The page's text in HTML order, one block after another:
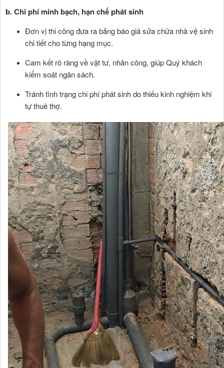
b. Chi phí minh bạch, hạn chế phát sinh
Đơn vị thi công đưa ra bảng báo giá sửa chữa nhà vệ sinh
chi tiết cho từng hạng mục.
Cam kết rõ ràng về vật tư, nhân công, giúp Quý khách
kiểm soát ngân sách.
Tránh tình trạng chi phí phát sinh do thiếu kinh nghiệm khi
tự thuê thợ.